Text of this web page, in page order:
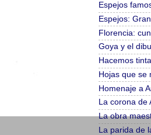
Espejos
Espejos:
Florencia:
Goya y el
Hacemos
Hojas que se
Homenaje a
La corona de
La obra
La parida de